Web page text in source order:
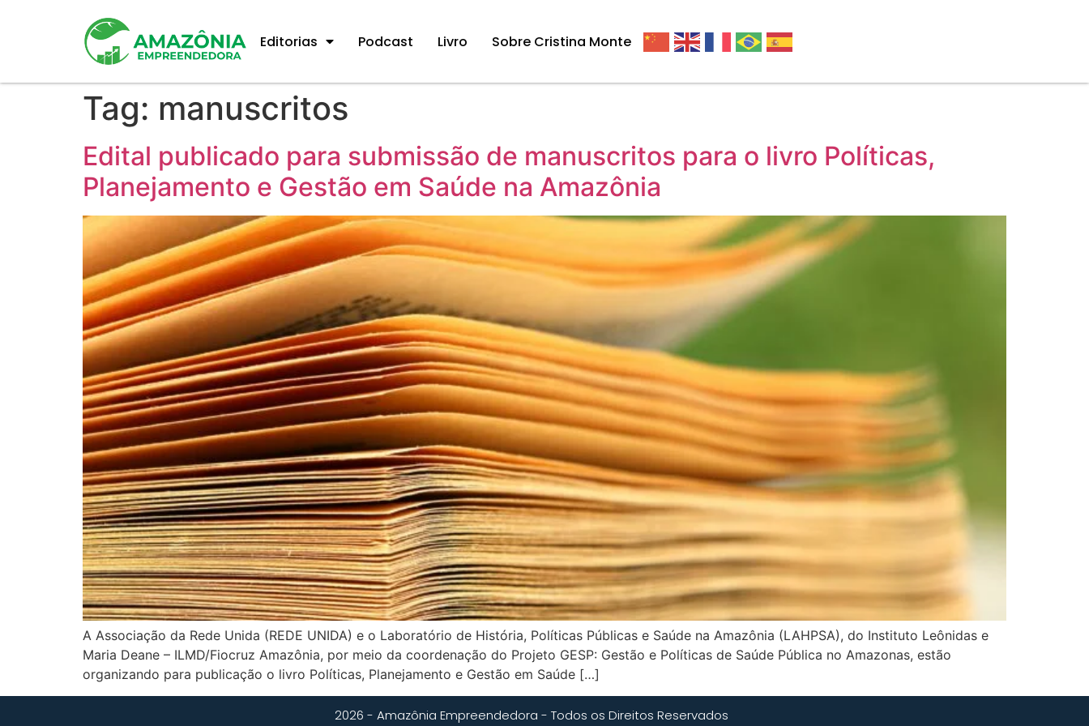
Editorias Podcast Livro Sobre Cristina Monte
Tag: manuscritos
Edital publicado para submissão de manuscritos para o livro Políticas,
Planejamento e Gestão em Saúde na Amazônia
A Associação da Rede Unida (REDE UNIDA) e o Laboratório de História, Políticas Públicas e Saúde na Amazônia (LAHPSA), do Instituto Leônidas e
Maria Deane – ILMD/Fiocruz Amazônia, por meio da coordenação do Projeto GESP: Gestão e Políticas de Saúde Pública no Amazonas, estão
organizando para publicação o livro Políticas, Planejamento e Gestão em Saúde […]
2026 - Amazônia Empreendedora - Todos os Direitos Reservados